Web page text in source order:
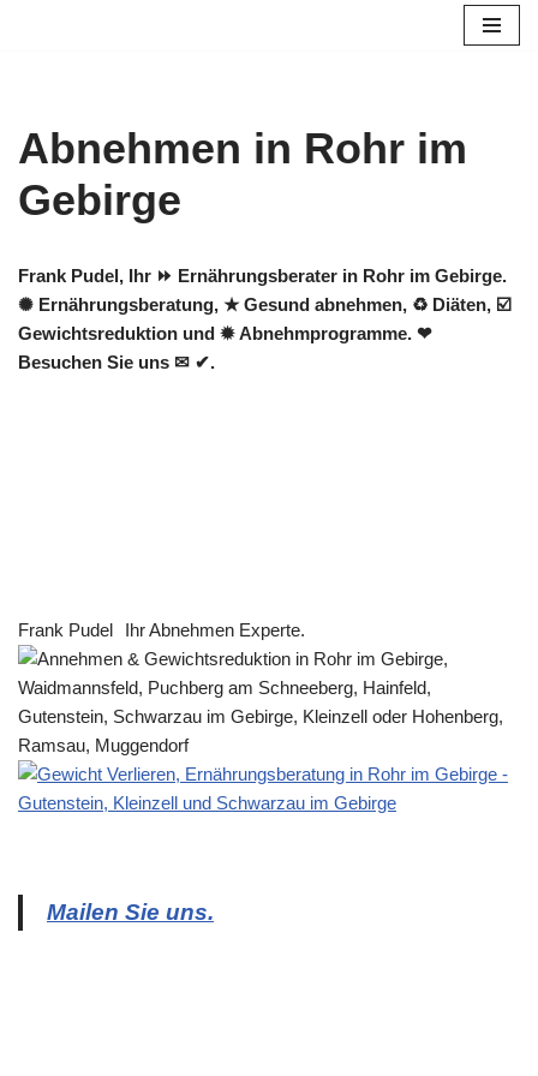
Abnehmen in Rohr im
Gebirge
Frank Pudel, Ihr ⏩ Ernährungsberater in Rohr im Gebirge.
✺ Ernährungsberatung, ★ Gesund abnehmen, ♻ Diäten, ☑️
Gewichtsreduktion und ✹ Abnehmprogramme. ❤
Besuchen Sie uns ✉ ✔.
Frank Pudel Ihr Abnehmen Experte.
Mailen Sie uns.